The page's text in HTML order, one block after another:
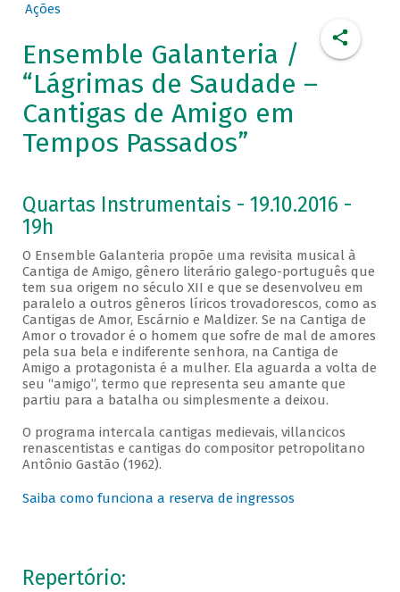
Ações
Ensemble Galanteria /
“Lágrimas de Saudade –
Cantigas de Amigo em
Tempos Passados”
Quartas Instrumentais - 19.10.2016 -
19h
O Ensemble Galanteria propõe uma revisita musical à
Cantiga de Amigo, gênero literário galego-português que
tem sua origem no século XII e que se desenvolveu em
paralelo a outros gêneros líricos trovadorescos, como as
Cantigas de Amor, Escárnio e Maldizer. Se na Cantiga de
Amor o trovador é o homem que sofre de mal de amores
pela sua bela e indiferente senhora, na Cantiga de
Amigo a protagonista é a mulher. Ela aguarda a volta de
seu “amigo”, termo que representa seu amante que
partiu para a batalha ou simplesmente a deixou.
O programa intercala cantigas medievais, villancicos
renascentistas e cantigas do compositor petropolitano
Antônio Gastão (1962).
Saiba como funciona a reserva de ingressos
Repertório: